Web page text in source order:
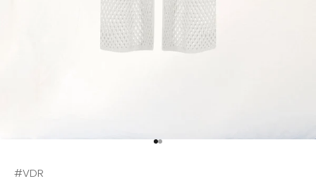
Ir al artículo 1
Ir al artículo 2
#VDR